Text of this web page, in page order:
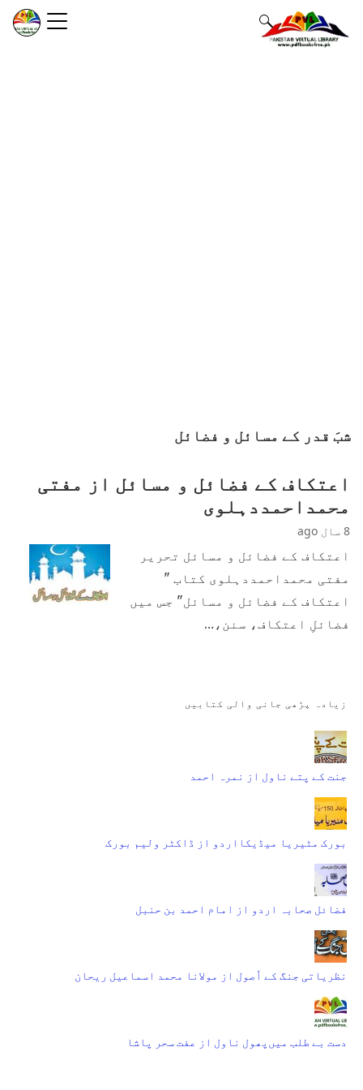
شبَ قدر کے مسائل و فضائل
اعتکاف کے فضائل و مسائل از مفتی
محمداحمددہلوی
8 سال ago
اعتکاف کے فضائل و مسائل تحریر
مفتی محمداحمددہلوی کتاب "
اعتکاف کے فضائل و مسائل" جس میں
فضائلِ اعتکاف، سنن،…
زیادہ پڑھی جانی والی کتابیں
جنت کے پتے ناول از نمرہ احمد
بورک مٹیریا میڈیکااردو از ڈاکٹر ولیم بورک
فضائل صحابہ اردو از امام احمد بن حنبل
نظریاتی جنگ کے اُصول از مولانا محمد اسماعیل ریحان
دست بے طلب میں‌پھول ناول از عفت سحر پاشا